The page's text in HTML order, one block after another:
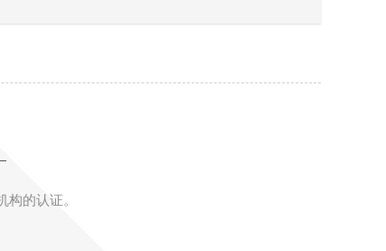
的认证。